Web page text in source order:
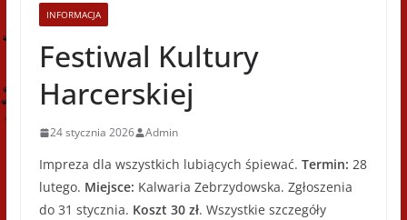
INFORMACJA
Festiwal Kultury
Harcerskiej
24 stycznia 2026 Admin
Impreza dla wszystkich lubiących śpiewać. Termin: 28
lutego. Miejsce: Kalwaria Zebrzydowska. Zgłoszenia
do 31 stycznia. Koszt 30 zł. Wszystkie szczegóły